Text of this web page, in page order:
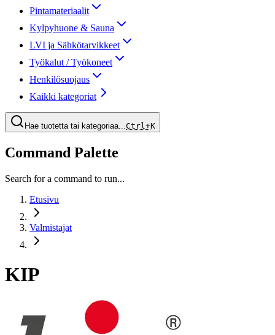
Pintamateriaalit
Kylpyhuone & Sauna
LVI ja Sähkötarvikkeet
Työkalut / Työkoneet
Henkilösuojaus
Kaikki kategoriat
Hae tuotetta tai kategoriaa...Ctrl+K
Command Palette
Search for a command to run...
Etusivu
Valmistajat
KIP